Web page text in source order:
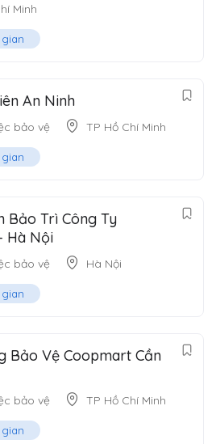
Minh
An Ninh
bảo vệ TP Hồ Chí Minh
Bảo Trì Công Ty
Hà Nội
bảo vệ Hà Nội
Bảo Vệ Coopmart Cần
bảo vệ TP Hồ Chí Minh